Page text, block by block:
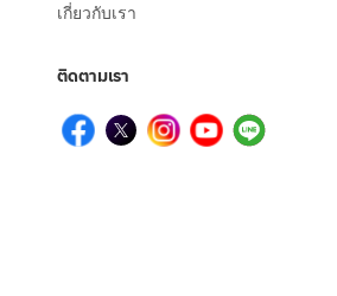
เกี่ยวกับเรา
ติดตามเรา